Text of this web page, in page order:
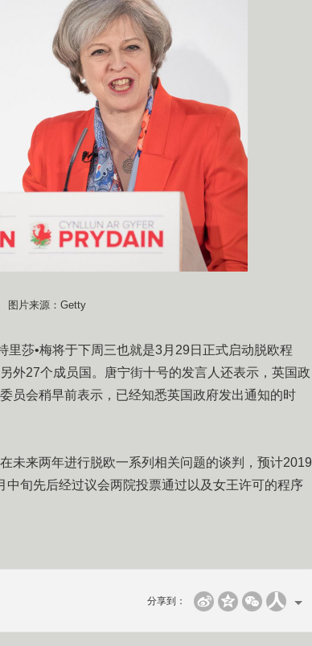
图片来源：Getty
莎•梅将于下周三也就是3月29日正式启动脱欧程
外27个成员国。唐宁街十号的发言人还表示，英国政
员会稍早前表示，已经知悉英国政府发出通知的时
未来两年进行脱欧一系列相关问题的谈判，预计2019
旬先后经过议会两院投票通过以及女王许可的程序
分享到：